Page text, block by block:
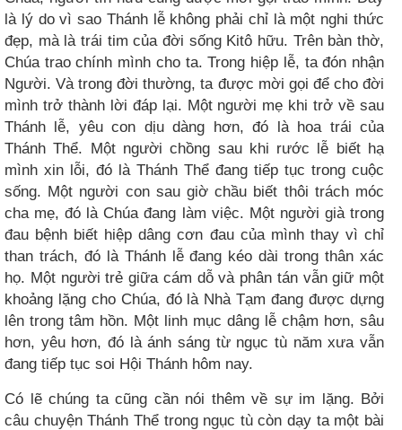
là lý do vì sao Thánh lễ không phải chỉ là một nghi thức
đẹp, mà là trái tim của đời sống Kitô hữu. Trên bàn thờ,
Chúa trao chính mình cho ta. Trong hiệp lễ, ta đón nhận
Người. Và trong đời thường, ta được mời gọi để cho đời
mình trở thành lời đáp lại. Một người mẹ khi trở về sau
Thánh lễ, yêu con dịu dàng hơn, đó là hoa trái của
Thánh Thể. Một người chồng sau khi rước lễ biết hạ
mình xin lỗi, đó là Thánh Thể đang tiếp tục trong cuộc
sống. Một người con sau giờ chầu biết thôi trách móc
cha mẹ, đó là Chúa đang làm việc. Một người già trong
đau bệnh biết hiệp dâng cơn đau của mình thay vì chỉ
than trách, đó là Thánh lễ đang kéo dài trong thân xác
họ. Một người trẻ giữa cám dỗ và phân tán vẫn giữ một
khoảng lặng cho Chúa, đó là Nhà Tạm đang được dựng
lên trong tâm hồn. Một linh mục dâng lễ chậm hơn, sâu
hơn, yêu hơn, đó là ánh sáng từ ngục tù năm xưa vẫn
đang tiếp tục soi Hội Thánh hôm nay.
Có lẽ chúng ta cũng cần nói thêm về sự im lặng. Bởi
câu chuyện Thánh Thể trong ngục tù còn dạy ta một bài